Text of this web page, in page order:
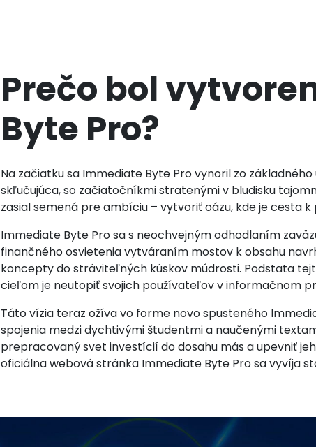
Prečo bol
Byte Pro?
Na začiatku sa Immediate Byte Pro vynoril zo
skľučujúca, so začiatočníkmi stratenými v bludisku
zasial semená pre ambíciu – vytvoriť oázu, kde je cesta k
Immediate Byte Pro sa s neochvejným odhodlaním
finančného osvietenia vytváraním mostov k obsahu
koncepty do stráviteľných kúskov múdrosti. Podstata
cieľom je neutopiť svojich používateľov v informačnom
Táto vízia teraz ožíva vo forme novo spusteného
spojenia medzi dychtivými študentmi a naučenými
prepracovaný svet investícií do dosahu más a upevniť
oficiálna webová stránka Immediate Byte Pro sa vyvíja